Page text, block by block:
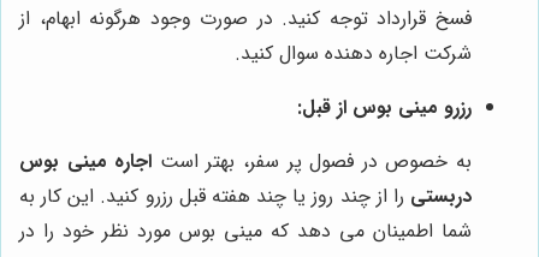
فسخ قرارداد توجه کنید. در صورت وجود هرگونه ابهام، از
شرکت اجاره دهنده سوال کنید.
رزرو مینی بوس از قبل:
به خصوص در فصول پر سفر، بهتر است اجاره مینی بوس
دربستی را از چند روز یا چند هفته قبل رزرو کنید. این کار به
شما اطمینان می دهد که مینی بوس مورد نظر خود را در